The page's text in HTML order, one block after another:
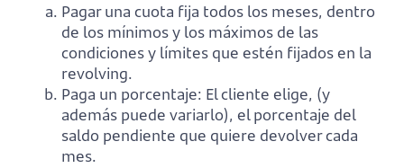
Pagar una cuota fija todos los meses, dentro
de los mínimos y los máximos de las
condiciones y límites que estén fijados en la
revolving.
Paga un porcentaje: El cliente elige, (y
además puede variarlo), el porcentaje del
saldo pendiente que quiere devolver cada
mes.